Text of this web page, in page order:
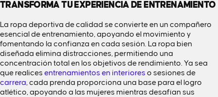
TRANSFORMA TU EXPERIENCIA DE ENTRENAMIENTO
La ropa deportiva de calidad se convierte en un compañero
esencial de entrenamiento, apoyando el movimiento y
fomentando la confianza en cada sesión. La ropa bien
diseñada elimina distracciones, permitiendo una
concentración total en los objetivos de rendimiento. Ya sea
que realices entrenamientos en interiores o sesiones de
carrera, cada prenda proporciona una base para el logro
atlético, apoyando a las mujeres mientras desafían sus